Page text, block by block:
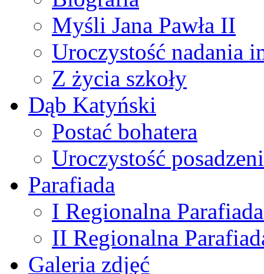
Myśli Jana Pawła II
Uroczystość nadania
Z życia szkoły
Dąb Katyński
Postać bohatera
Uroczystość
Parafiada
I Regionalna
II Regionalna
Galeria zdjęć